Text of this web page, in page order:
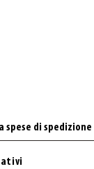
spese di spedizione